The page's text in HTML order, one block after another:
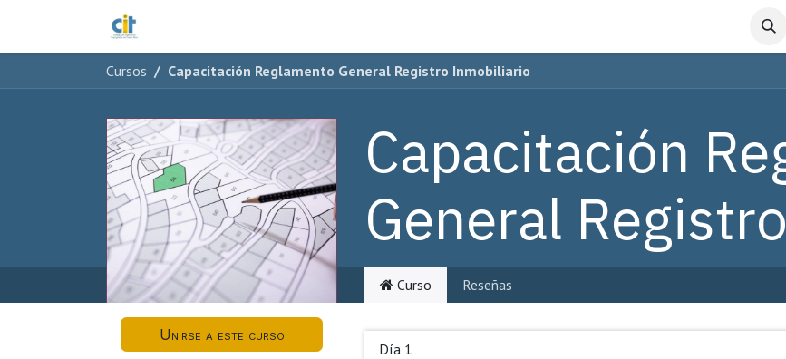
Cursos Capacitación Reglamento General Registro Inmobiliario
Capacitación
General
Unirse a este curso
Curso Reseñas
Día 1